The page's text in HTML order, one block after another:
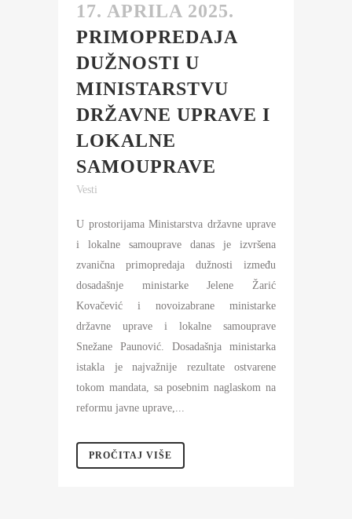
17. APRILA 2025.
PRIMOPREDAJA
DUŽNOSTI U
MINISTARSTVU
DRŽAVNE UPRAVE I
LOKALNE
SAMOUPRAVE
Vesti
U prostorijama Ministarstva državne uprave
i lokalne samouprave danas je izvršena
zvanična primopredaja dužnosti između
dosadašnje ministarke Jelene Žarić
Kovačević i novoizabrane ministarke
državne uprave i lokalne samouprave
Snežane Paunović. Dosadašnja ministarka
istakla je najvažnije rezultate ostvarene
tokom mandata, sa posebnim naglaskom na
reformu javne uprave,...
PROČITAJ VIŠE